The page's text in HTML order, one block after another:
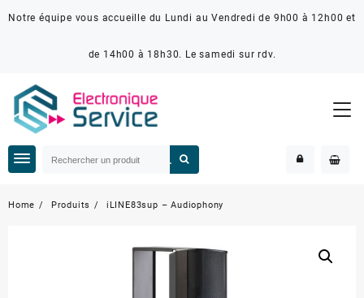
Notre équipe vous accueille du Lundi au Vendredi de 9h00 à 12h00 et
de 14h00 à 18h30. Le samedi sur rdv.
Home Produits iLINE83sup – Audiophony